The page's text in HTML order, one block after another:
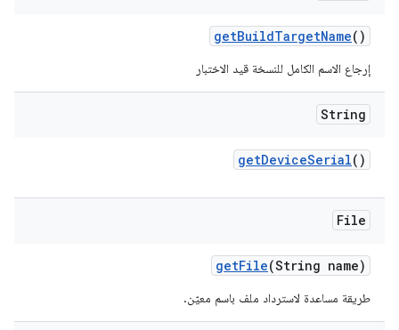
getBuildTargetName()
إرجاع الاسم الكامل للنسخة قيد الاختبار
String
getDeviceSerial()
File
getFile(String name)
طريقة مساعدة لاسترداد ملف باسم معيّن.